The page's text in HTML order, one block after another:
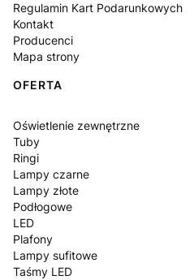
Regulamin Kart Podarunkowych
Kontakt
Producenci
Mapa strony
OFERTA
Oświetlenie zewnętrzne
Tuby
Ringi
Lampy czarne
Lampy złote
Podłogowe
LED
Plafony
Lampy sufitowe
Taśmy LED